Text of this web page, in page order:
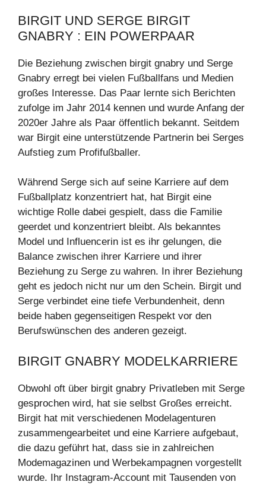
BIRGIT UND SERGE BIRGIT
GNABRY : EIN POWERPAAR
Die Beziehung zwischen birgit gnabry und Serge
Gnabry erregt bei vielen Fußballfans und Medien
großes Interesse. Das Paar lernte sich Berichten
zufolge im Jahr 2014 kennen und wurde Anfang der
2020er Jahre als Paar öffentlich bekannt. Seitdem
war Birgit eine unterstützende Partnerin bei Serges
Aufstieg zum Profifußballer.
Während Serge sich auf seine Karriere auf dem
Fußballplatz konzentriert hat, hat Birgit eine
wichtige Rolle dabei gespielt, dass die Familie
geerdet und konzentriert bleibt. Als bekanntes
Model und Influencerin ist es ihr gelungen, die
Balance zwischen ihrer Karriere und ihrer
Beziehung zu Serge zu wahren. In ihrer Beziehung
geht es jedoch nicht nur um den Schein. Birgit und
Serge verbindet eine tiefe Verbundenheit, denn
beide haben gegenseitigen Respekt vor den
Berufswünschen des anderen gezeigt.
BIRGIT GNABRY MODELKARRIERE
Obwohl oft über birgit gnabry Privatleben mit Serge
gesprochen wird, hat sie selbst Großes erreicht.
Birgit hat mit verschiedenen Modelagenturen
zusammengearbeitet und eine Karriere aufgebaut,
die dazu geführt hat, dass sie in zahlreichen
Modemagazinen und Werbekampagnen vorgestellt
wurde. Ihr Instagram-Account mit Tausenden von